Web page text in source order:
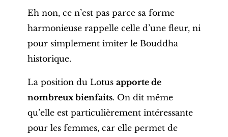
Eh non, ce n’est pas parce sa forme
harmonieuse rappelle celle d’une fleur, ni
pour simplement imiter le Bouddha
historique.
La position du Lotus apporte de
nombreux bienfaits. On dit même
qu’elle est particulièrement intéressante
pour les femmes, car elle permet de